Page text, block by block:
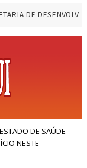
DE
DE SAÚDE
NESTE